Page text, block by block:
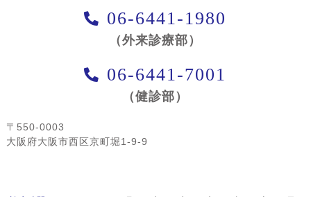
06-6441-1980
（外来診療部）
06-6441-7001
（健診部）
〒550-0003
大阪府大阪市西区京町堀1-9-9